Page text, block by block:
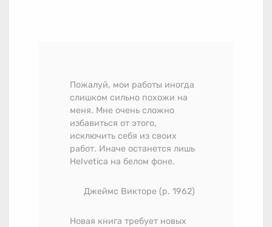
Пожалуй, мои работы иногда
слишком сильно похожи на
меня. Мне очень сложно
избавиться от этого,
исключить себя из своих
работ. Иначе останется лишь
Helvetica на белом фоне.
Джеймс Викторе (р. 1962)
Новая книга требует новых